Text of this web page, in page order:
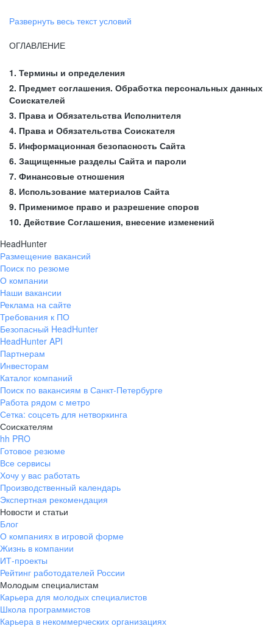
Развернуть весь текст условий
ОГЛАВЛЕНИЕ
1. Термины и определения
2. Предмет соглашения. Обработка персональных данных
Соискателей
3. Права и Обязательства Исполнителя
4. Права и Обязательства Соискателя
5. Информационная безопасность Сайта
6. Защищенные разделы Сайта и пароли
7. Финансовые отношения
8. Использование материалов Сайта
9. Применимое право и разрешение споров
10. Действие Соглашения, внесение изменений
HeadHunter
Размещение вакансий
Поиск по резюме
О компании
Наши вакансии
Реклама на сайте
Требования к ПО
Безопасный HeadHunter
HeadHunter API
Партнерам
Инвесторам
Каталог компаний
Поиск по вакансиям в Санкт-Петербурге
Работа рядом с метро
Сетка: соцсеть для нетворкинга
Соискателям
hh PRO
Готовое резюме
Все сервисы
Хочу у вас работать
Производственный календарь
Экспертная рекомендация
Новости и статьи
Блог
О компаниях в игровой форме
Жизнь в компании
ИТ-проекты
Рейтинг работодателей России
Молодым специалистам
Карьера для молодых специалистов
Школа программистов
Карьера в некоммерческих организациях